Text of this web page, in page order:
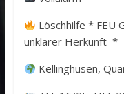
Löschhilfe * FEU
unklarer Herkunft *
Kellinghusen,